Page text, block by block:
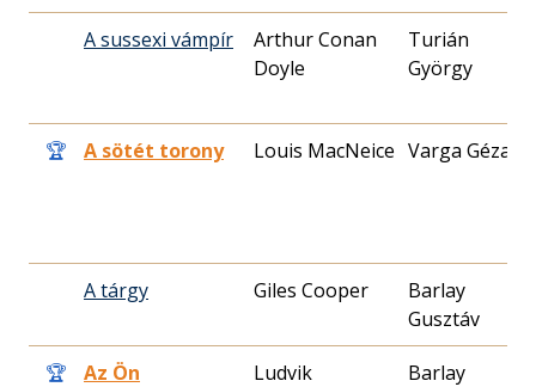
A sussexi vámpír
Arthur Conan
Doyle
Turián
György
🏆 A sötét torony Louis MacNeice Varga Géza
A tárgy Giles Cooper
Barlay
Gusztáv
🏆
Az Ön
Ludvik
Barlay